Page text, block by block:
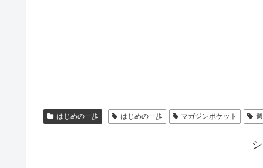
はじめの一歩 はじめの一歩 マガジンポケット